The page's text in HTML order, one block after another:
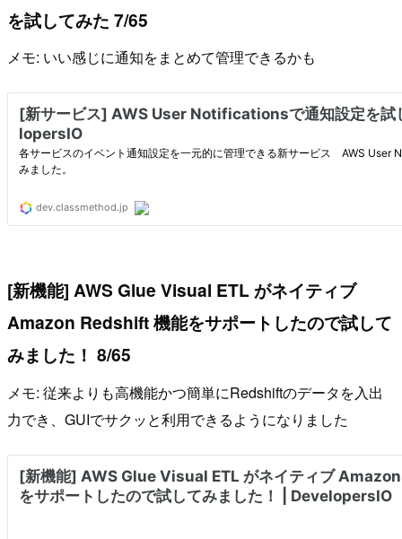
を試してみた 7/65
メモ: いい感じに通知をまとめて管理できるかも
[新機能] AWS Glue Visual ETL がネイティブ
Amazon Redshift 機能をサポートしたので試して
みました！ 8/65
メモ: 従来よりも高機能かつ簡単にRedshiftのデータを入出
力でき、GUIでサクッと利用できるようになりました